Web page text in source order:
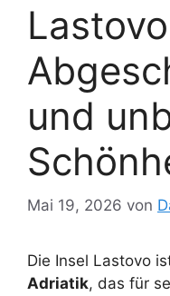
und
Mai 19, 2026 von
Die Insel Lastovo
Adriatik, das für